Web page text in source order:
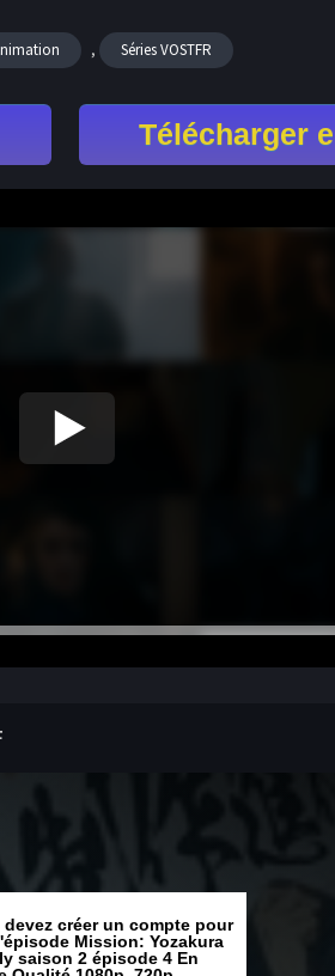
, Séries VOSTFR
Télécharger
devez créer un compte pour
Mission: Yozakura
saison 2 épisode 4 En